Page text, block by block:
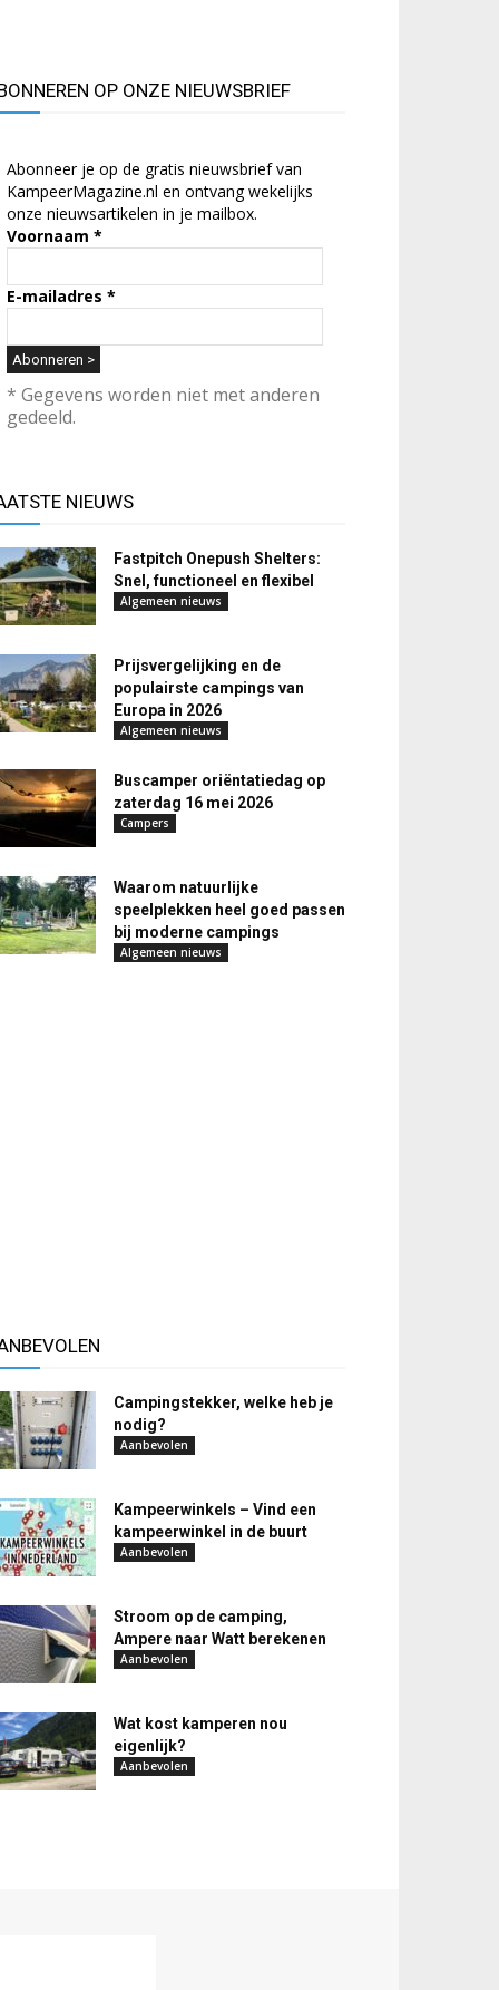
OP ONZE NIEUWSBRIEF
Abonneer je op de gratis nieuwsbrief van
KampeerMagazine.nl en ontvang wekelijks
onze nieuwsartikelen in je mailbox.
Voornaam *
E-mailadres *
* Gegevens worden niet met anderen
gedeeld.
NIEUWS
Fastpitch Onepush Shelters:
Snel, functioneel en flexibel
Algemeen nieuws
Prijsvergelijking en de
populairste campings van
Europa in 2026
Algemeen nieuws
Buscamper oriëntatiedag op
zaterdag 16 mei 2026
Campers
Waarom natuurlijke
speelplekken heel goed passen
bij moderne campings
Algemeen nieuws
Campingstekker, welke heb je
nodig?
Aanbevolen
Kampeerwinkels – Vind een
kampeerwinkel in de buurt
Aanbevolen
Stroom op de camping,
Ampere naar Watt berekenen
Aanbevolen
Wat kost kamperen nou
eigenlijk?
Aanbevolen